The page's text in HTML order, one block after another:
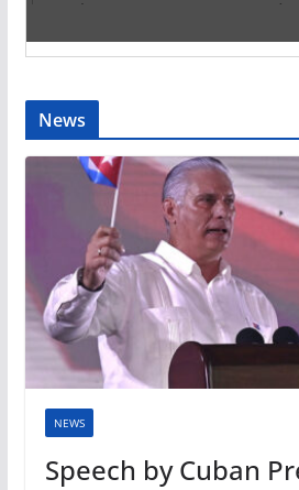
News
NEWS
Speech by Cuban